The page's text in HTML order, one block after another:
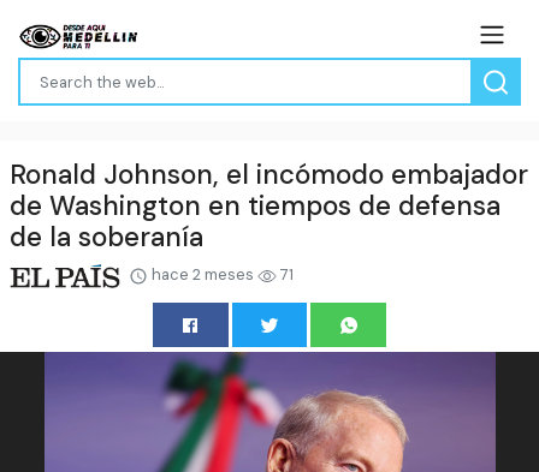
Ronald Johnson, el incómodo embajador
de Washington en tiempos de defensa
de la soberanía
hace 2 meses 71